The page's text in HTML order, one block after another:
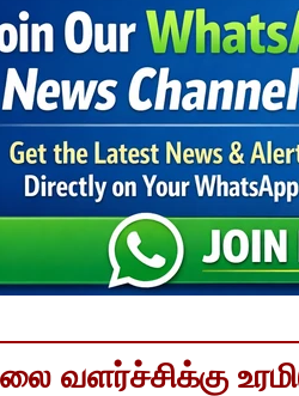
வளர்ச்சிக்கு